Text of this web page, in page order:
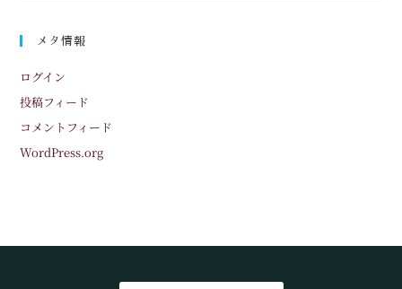
メタ情報
ログイン
投稿フィード
コメントフィード
WordPress.org